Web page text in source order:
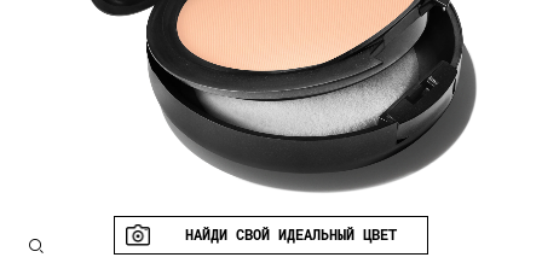
НАЙДИ СВОЙ ИДЕАЛЬНЫЙ ЦВЕТ